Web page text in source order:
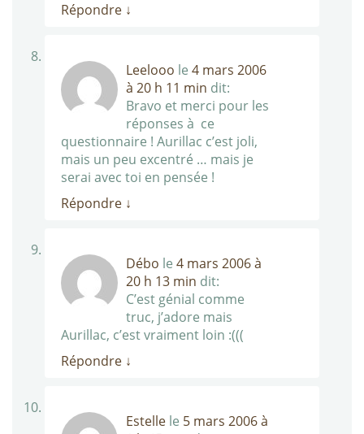
Répondre ↓
Leelooo le 4 mars 2006
à 20 h 11 min dit:
Bravo et merci pour les
réponses à ce
questionnaire ! Aurillac c’est joli,
mais un peu excentré … mais je
serai avec toi en pensée !
Répondre ↓
Débo le 4 mars 2006 à
20 h 13 min dit:
C’est génial comme
truc, j’adore mais
Aurillac, c’est vraiment loin :(((
Répondre ↓
Estelle le 5 mars 2006 à